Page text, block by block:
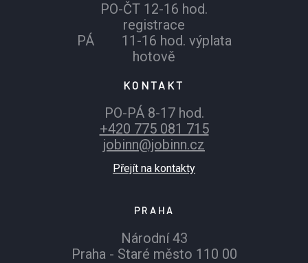
PO-ČT 12-16 hod.
registrace
PÁ 11-16 hod. výplata
hotově
KONTAKT
PO-PÁ 8-17 hod.
+420 775 081 715
jobinn@jobinn.cz
Přejít na kontakty
PRAHA
Národní 43
Praha - Staré město 110 00